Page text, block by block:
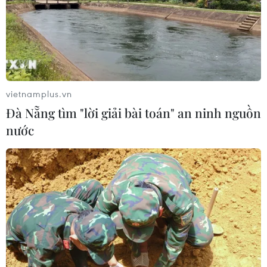
Đà Nẵng tìm "lời giải bài toán" an
ninh nguồn nước
08/08/2026 05:05
Ghe gỗ phát nổ trên sông Sài Gòn
khiến một người thiệt mạng
08/08/2026 04:44
Dự án Sân bay Phú Quốc tăng tốc thi
công, sẽ cán mốc vận hành từ tháng
4/2027
08/08/2026 04:30
vietnamplus.vn
Đà Nẵng tìm "lời giải bài toán" an ninh nguồn
nước